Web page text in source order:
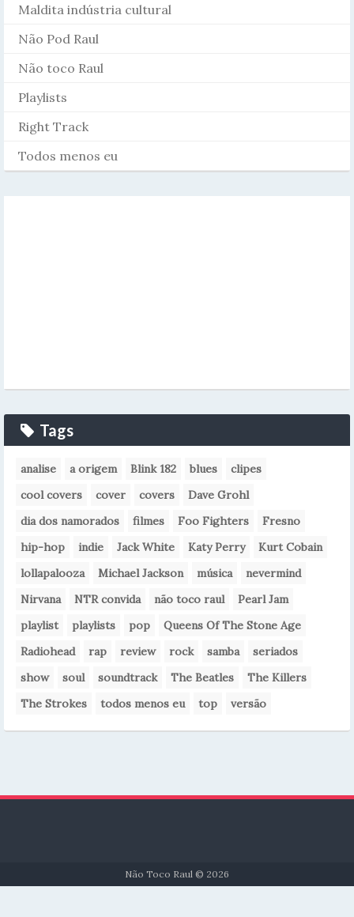
Maldita indústria cultural
Não Pod Raul
Não toco Raul
Playlists
Right Track
Todos menos eu
Tags
analise a origem Blink 182 blues
clipes
cool covers
cover covers
Dave Grohl
dia dos namorados
filmes Foo Fighters
Fresno
hip-hop
indie Jack White Katy Perry
Kurt Cobain
lollapalooza
Michael Jackson música
nevermind
Nirvana
NTR convida não toco raul
Pearl Jam
playlist
playlists pop
Queens Of The Stone Age
Radiohead
rap review rock samba
seriados
show
soul soundtrack The Beatles
The Killers
The Strokes
todos menos eu top versão
Não Toco Raul © 2026